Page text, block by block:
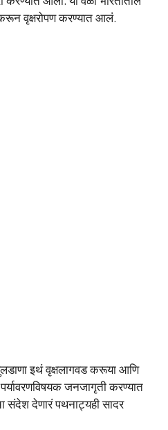
करून वृक्षरोपण करण्यात आलं.
इथंवृक्षलागवड करूया आणि
जनजागृती करण्यात
संदेश देणारं पथनाट्यही सादर